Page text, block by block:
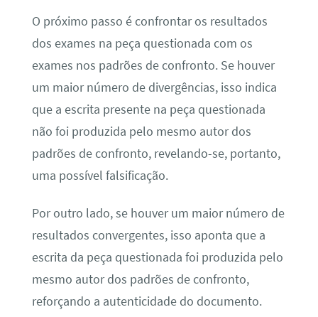
O próximo passo é confrontar os resultados
dos exames na peça questionada com os
exames nos padrões de confronto. Se houver
um maior número de divergências, isso indica
que a escrita presente na peça questionada
não foi produzida pelo mesmo autor dos
padrões de confronto, revelando-se, portanto,
uma possível falsificação.
Por outro lado, se houver um maior número de
resultados convergentes, isso aponta que a
escrita da peça questionada foi produzida pelo
mesmo autor dos padrões de confronto,
reforçando a autenticidade do documento.